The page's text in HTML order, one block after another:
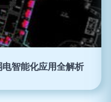
智能化应用全解析